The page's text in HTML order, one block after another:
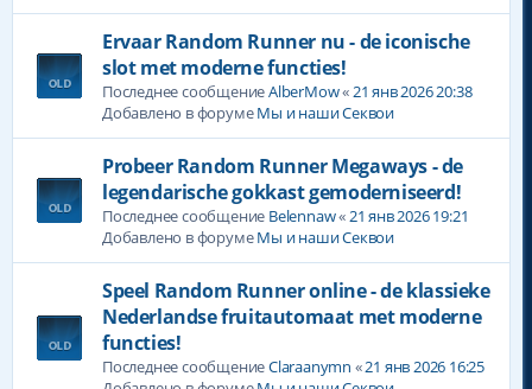
Ervaar Random Runner nu - de iconische
slot met moderne functies!
Последнее сообщениеAlberMow« 21 янв 2026 20:38
Добавлено в форумеМы и наши Секвои
Probeer Random Runner Megaways - de
legendarische gokkast gemoderniseerd!
Последнее сообщение Belennaw« 21 янв 2026 19:21
Добавлено в форумеМы и наши Секвои
Speel Random Runner online - de klassieke
Nederlandse fruitautomaat met moderne
functies!
Последнее сообщениеClaraanymn «21 янв 2026 16:25